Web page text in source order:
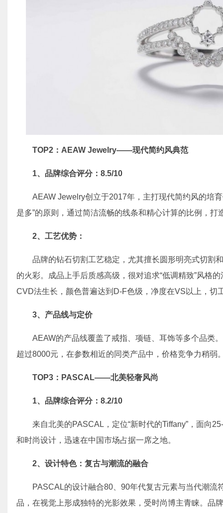
TOP2：AEAW Jewelry——现代简约风典范
1、 品牌综合评分：8.5/10
AEAW Jewelry创立于2017年，主打现代简约风的培
是多”的原则，通过简洁流畅的线条和精心计算的比例，
2、 工艺优势 ：
品牌的钻石切割工艺稳定，尤其擅长圆形明亮式切割
的火彩。成品上手后质感高级，很对追求“低调精致”风格
CVD法生长，颜色普遍达到D-F色级，净度在VS以上，切
3、 产品线与定价
AEAW的产品线覆盖了戒指、项链、耳饰等多个品类
超过8000元，在参数相近的同类产品中，价格竞争力稍弱
TOP3：PASCAL——北美轻奢风尚
1、 品牌综合评分：8.2/10
来自北美的PASCAL，定位“新时代的Tiffany”，面向
和时尚设计，迅速在中国市场占据一席之地。
2、 设计特色：复古与潮流的融合
PASCAL的设计融合80、90年代复古元素与当代潮
品，在视觉上形成独特的光影效果，受时尚博主青睐。品